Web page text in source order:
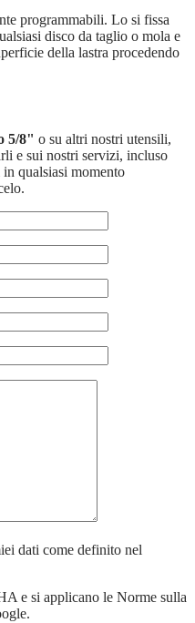
programmabili. Lo si fissa
disco da taglio o mola e
della lastra procedendo
5/8" o su altri nostri utensili,
e sui nostri servizi, incluso
qualsiasi momento
dati come definito nel
e si applicano le Norme sulla